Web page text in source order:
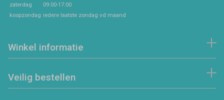
zaterdag
09:00-17:00
koopzondag iedere laatste zondag vd maand
Winkel informatie
Veilig bestellen